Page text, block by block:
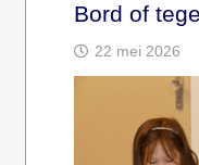
Bord of
22 mei 2026